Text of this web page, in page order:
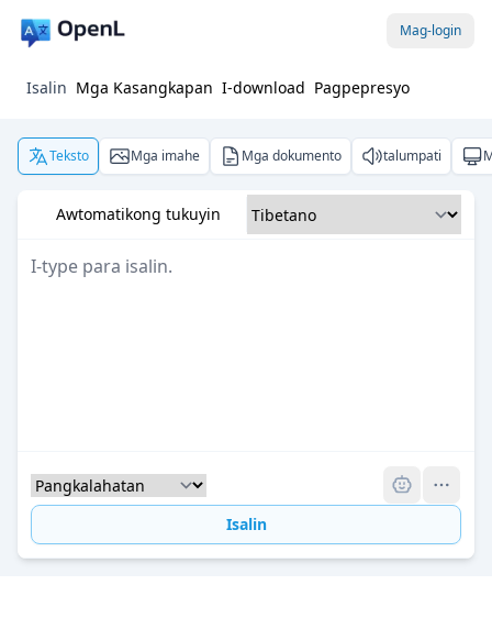
Mag-login
Isalin Mga Kasangkapan I-download Pagpepresyo
Teksto Mga imahe Mga dokumento talumpati
Awtomatikong tukuyin
Isalin